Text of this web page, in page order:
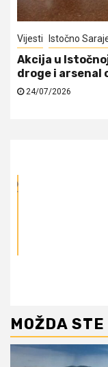
Vijesti Istočno
Akcija u
droge i arsenal
24/07/2026
MOŽDA